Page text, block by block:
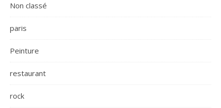
Non classé
paris
Peinture
restaurant
rock